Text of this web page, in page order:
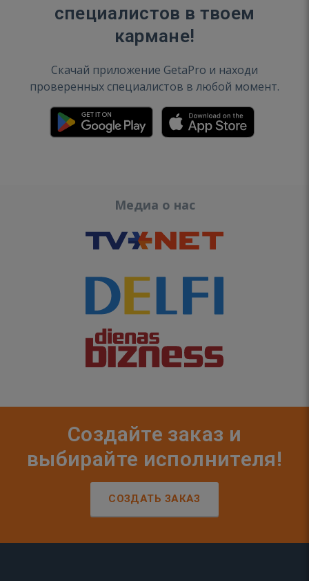
специалистов в твоем
кармане!
Скачай приложение GetaPro и находи
проверенных специалистов в любой момент.
Медиа о нас
Создайте заказ и
выбирайте исполнителя!
СОЗДАТЬ ЗАКАЗ